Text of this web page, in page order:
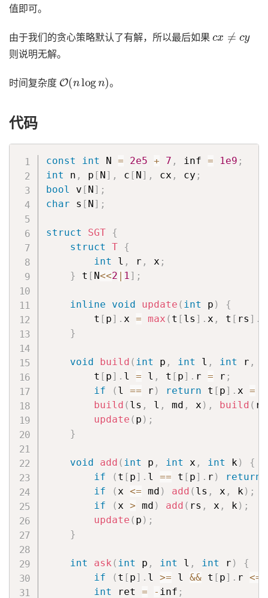
值即可。
由于我们的贪心策略默认了有解，所以最后如果
c
则说明无解。
时间复杂度
O( log
。
代码
const int N = 2e5 + 7 , inf = 1e9 ;
int n , p [ N] , c [ N] , cx , cy ;
bool
v [ N] ;
char s [ N] ;
struct SGT {
struct
T {
int l , r , x ;
} t [ N<<2 | 1 ] ;
inline void update ( int p )
{
        t
[ p] . x = max ( t [ ls ] . x , t [ rs ] .
}
void build ( int p , int l , int r ,
        t
[ p] . l = l , t [ p] . r = r ;
if
( l == r ) return t [ p] . x =
build ( ls , l , md , x ) , build ( rs
update ( p ) ;
}
void add ( int p , int x , int k )
{
if
( t [ p] . l == t [ p] . r ) return
if
( x <= md ) add ( ls , x , k ) ;
if
( x > md ) add ( rs , x , k ) ;
update ( p ) ;
}
int ask ( int p , int l , int r )
{
if
( t [ p] . l >= l && t [ p] . r <=
int ret = - inf ;